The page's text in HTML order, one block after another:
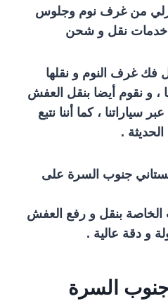
من غرف نوم وجلوس
خدمات نقل و شحن
فك غرف النوم و نقلها
، و نقوم أيضا بنقل العفش
سياراتنا ، كما أننا نتبع
.
جنوب السرة على
الخاصة بنقل و رفع العفش
و دقة عالية .
السرة